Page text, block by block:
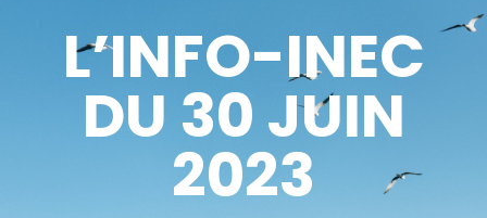
L’INFO-INEC
DU 30 JUIN
2023